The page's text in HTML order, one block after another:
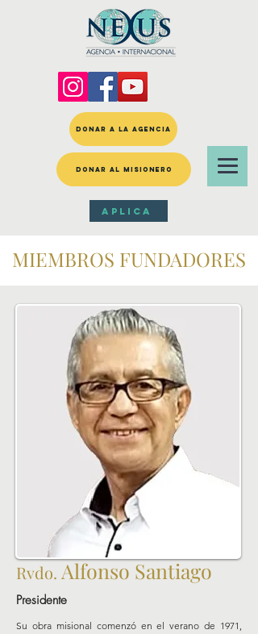
APLICA
DONAR A LA AGENCIA
DONAR AL MISIONERO
MIEMBROS FUNDADORES
Rvdo. Alfonso Santiago
Presidente
Su obra misional comenzó en el verano de 1971,